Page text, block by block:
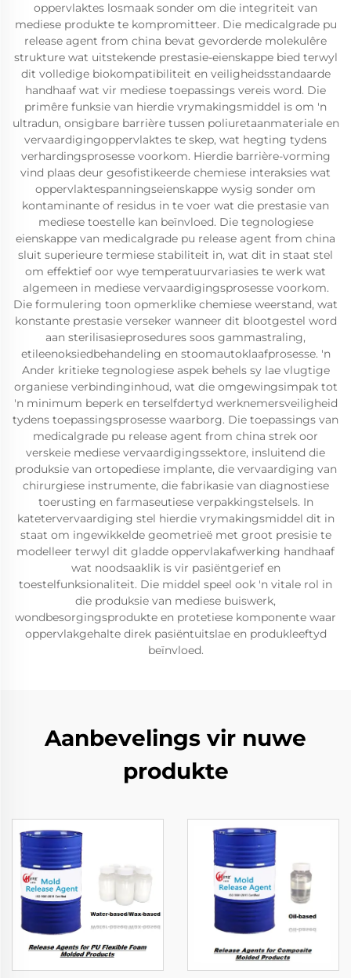
oppervlaktes losmaak sonder om die integriteit van
mediese produkte te kompromitteer. Die medicalgrade pu
release agent from china bevat gevorderde molekulêre
strukture wat uitstekende prestasie-eienskappe bied terwyl
dit volledige biokompatibiliteit en veiligheidsstandaarde
handhaaf wat vir mediese toepassings vereis word. Die
primêre funksie van hierdie vrymakingsmiddel is om 'n
ultradun, onsigbare barrière tussen poliuretaanmateriale en
vervaardigingoppervlaktes te skep, wat hegting tydens
verhardingsprosesse voorkom. Hierdie barrière-vorming
vind plaas deur gesofistikeerde chemiese interaksies wat
oppervlaktespanningseienskappe wysig sonder om
kontaminante of residus in te voer wat die prestasie van
mediese toestelle kan beïnvloed. Die tegnologiese
eienskappe van medicalgrade pu release agent from china
sluit superieure termiese stabiliteit in, wat dit in staat stel
om effektief oor wye temperatuurvariasies te werk wat
algemeen in mediese vervaardigingsprosesse voorkom.
Die formulering toon opmerklike chemiese weerstand, wat
konstante prestasie verseker wanneer dit blootgestel word
aan sterilisasieprosedures soos gammastraling,
etileenoksiedbehandeling en stoomautoklaafprosesse. 'n
Ander kritieke tegnologiese aspek behels sy lae vlugtige
organiese verbindinginhoud, wat die omgewingsimpak tot
'n minimum beperk en terselfdertyd werknemersveiligheid
tydens toepassingsprosesse waarborg. Die toepassings van
medicalgrade pu release agent from china strek oor
verskeie mediese vervaardigingssektore, insluitend die
produksie van ortopediese implante, die vervaardiging van
chirurgiese instrumente, die fabrikasie van diagnostiese
toerusting en farmaseutiese verpakkingstelsels. In
katetervervaardiging stel hierdie vrymakingsmiddel dit in
staat om ingewikkelde geometrieë met groot presisie te
modelleer terwyl dit gladde oppervlakafwerking handhaaf
wat noodsaaklik is vir pasiëntgerief en
toestelfunksionaliteit. Die middel speel ook 'n vitale rol in
die produksie van mediese buiswerk,
wondbesorgingsprodukte en protetiese komponente waar
oppervlakgehalte direk pasiëntuitslae en produkleeftyd
beïnvloed.
Aanbevelings vir nuwe
produkte